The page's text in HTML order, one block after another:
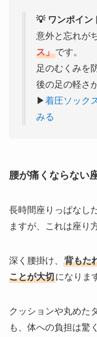
💡 ワンポイン
意外と忘れが
ス」です。
足のむくみを
後の足の軽さ
▶着圧ソック
みる
腰が痛くならない
長時間座りっぱなし
ますが、これは座り
深く腰掛け、 背もた
ことが大切になりま
クッションや丸めた
も、体への負担は驚